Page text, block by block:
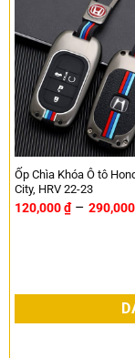
Ốp Chìa Khóa Ô tô
City, HRV 22-23
120,000₫ – 290,000